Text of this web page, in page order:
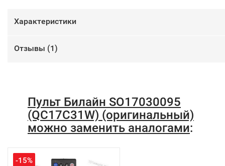
Характеристики
Отзывы (1)
Пульт Билайн SO17030095
(QC17C31W) (оригинальный)
можно заменить аналогами:
-15%